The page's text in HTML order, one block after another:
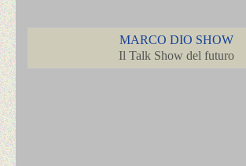
MARCO DIO SHOW
Il Talk Show del futuro